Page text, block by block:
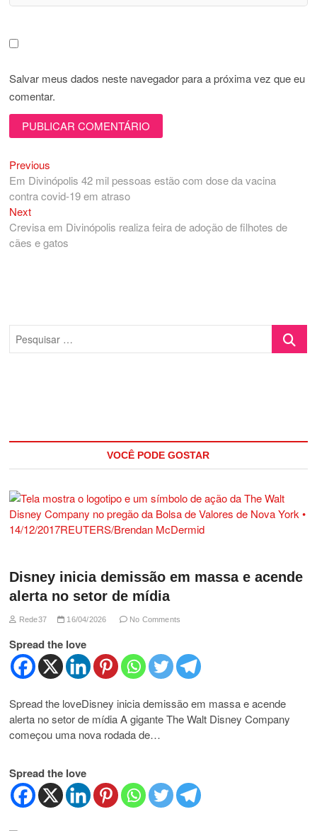
Salvar meus dados neste navegador para a próxima vez que eu
comentar.
Navegação
de
Post
Previous
post:
Em Divinópolis 42 mil pessoas estão com dose da vacina
contra covid-19 em atraso
NextNext
post:
Crevisa em Divinópolis realiza feira de adoção de filhotes de
cães e gatos
VOCÊ PODE GOSTAR
Disney inicia demissão em massa e acende
alerta no setor de mídia
Rede37 16/04/2026 No Comments
Spread the love
Spread the loveDisney inicia demissão em massa e acende
alerta no setor de mídia A gigante The Walt Disney Company
começou uma nova rodada de…
Spread the love